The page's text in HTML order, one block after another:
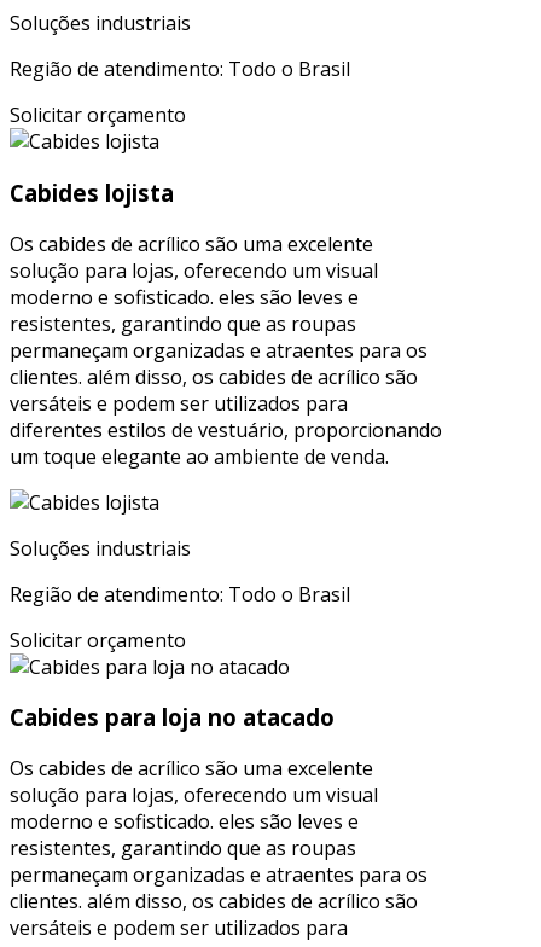
Soluções industriais
Região de atendimento: Todo o Brasil
Solicitar orçamento
Cabides lojista
Os cabides de acrílico são uma excelente
solução para lojas, oferecendo um visual
moderno e sofisticado. eles são leves e
resistentes, garantindo que as roupas
permaneçam organizadas e atraentes para os
clientes. além disso, os cabides de acrílico são
versáteis e podem ser utilizados para
diferentes estilos de vestuário, proporcionando
um toque elegante ao ambiente de venda.
Soluções industriais
Região de atendimento: Todo o Brasil
Solicitar orçamento
Cabides para loja no atacado
Os cabides de acrílico são uma excelente
solução para lojas, oferecendo um visual
moderno e sofisticado. eles são leves e
resistentes, garantindo que as roupas
permaneçam organizadas e atraentes para os
clientes. além disso, os cabides de acrílico são
versáteis e podem ser utilizados para